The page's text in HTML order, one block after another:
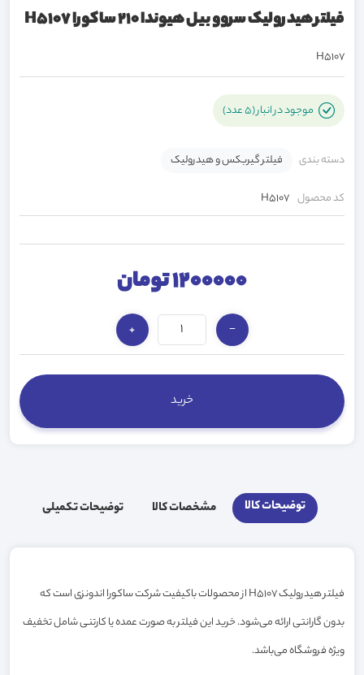
فيلتر هيدروليک سروو بيل هيوندا 210 ساکورا H5107
H5107
موجود در انبار (5 عدد)
دسته بندی فیلتر گیربکس و هیدرولیک
کد محصول H5107
1200000 تومان
−
+
توضیحات کالا مشخصات کالا توضیحات تکمیلی
فیلتر هیدرولیک H5107 از محصولات باکیفیت شرکت ساکورا اندونزی است که
بدون گارانتی ارائه می‌شود. خرید این فیلتر به صورت عمده یا کارتنی شامل تخفیف
ویژه فروشگاه می‌باشد.